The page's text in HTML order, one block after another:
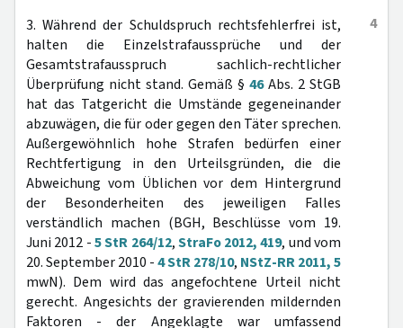
4
3. Während der Schuldspruch rechtsfehlerfrei ist,
halten die Einzelstrafaussprüche und der
Gesamtstrafausspruch sachlich-rechtlicher
Überprüfung nicht stand. Gemäß § 46Abs. 2 StGB
hat das Tatgericht die Umstände gegeneinander
abzuwägen, die für oder gegen den Täter sprechen.
Außergewöhnlich hohe Strafen bedürfen einer
Rechtfertigung in den Urteilsgründen, die die
Abweichung vom Üblichen vor dem Hintergrund
der Besonderheiten des jeweiligen Falles
verständlich machen (BGH, Beschlüsse vom 19.
Juni 2012 -5 StR 264/12,StraFo 2012, 419, und vom
20. September 2010 -4 StR 278/10, NStZ-RR 2011, 5
mwN). Dem wird das angefochtene Urteil nicht
gerecht. Angesichts der gravierenden mildernden
Faktoren - der Angeklagte war umfassend